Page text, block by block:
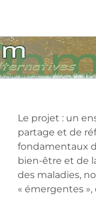
contenu
Le projet : un
partage et de
fondamentaux
bien-être et de
des maladies,
« émergentes